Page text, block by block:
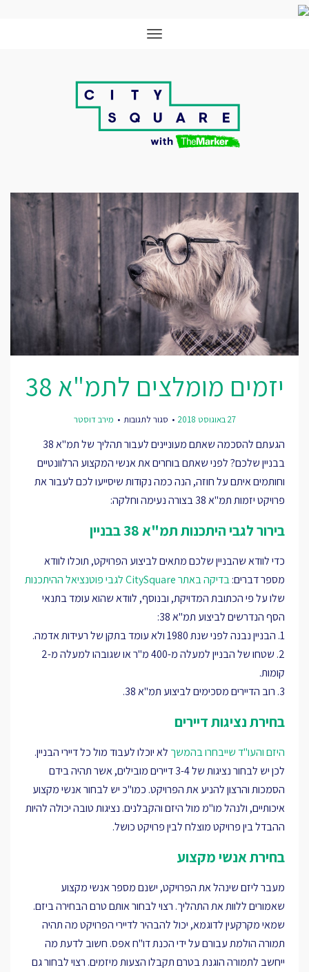
תפריט
יזמים מומלצים לתמ"א 38
27 באוגוסט 2018 סגור לתגובות על
מומלצים
לתמ"א
38
מירב דוסטר
הגעתם להסכמה שאתם מעוניינים לעבור תהליך של תמ"א 38
בבניין שלכם? לפני שאתם בוחרים את אנשי המקצוע הרלוונטיים
וחותמים איתם על חוזה, הנה כמה נקודות שיסייעו לכם לעבור את
פרויקט יזמות תמ"א 38 בצורה נעימה וחלקה:
בירור לגבי היתכנות תמ"א 38 בבניין
כדי לוודא שהבניין שלכם מתאים לביצוע הפרויקט, תוכלו לוודא
מספר דברים:בדיקה באתר CitySquare לגבי פוטנציאל ההיתכנות
שלו על פי הכתובת המדויקת, ובנוסף, לוודא שהוא עומד בתנאי
הסף הנדרשים לביצוע תמ"א 38:
1. הבניין נבנה לפני שנת 1980 ולא עומד בתקן של רעידות אדמה.
2. שטחו של הבניין למעלה מ-400 מ"ר או שגובהו למעלה מ-2
קומות.
3. רוב הדיירים מסכימים לביצוע תמ"א 38.
בחירת נציגות דיירים
היזם והעו"ד שייבחרו בהמשך לא יוכלו לעבוד מול כל דיירי הבניין.
לכן יש לבחור נציגות של 3-4 דיירים מובילים, אשר תהיה בידם
הסמכות והרצון להניע את הפרויקט. כמו"כ יש לבחור אנשי מקצוע
איכותיים, ולנהל מו"מ מול היזם והקבלנים. נציגות טובה יכולה להיות
ההבדל בין פרויקט מוצלח לבין פרויקט כושל.
בחירת אנשי מקצוע
מעבר ליזם שינהל את הפרויקט, ישנם מספר אנשי מקצוע
שאמורים ללוות את התהליך. רצוי לבחור אותם טרם הבחירה ביזם.
שמאי מקרקעין לדוגמא, יכול להבהיר לדיירי הפרויקט מה תהיה
תמורה הולמת עבורם על ידי הכנת דו"ח אפס. חשוב לדעת מה
ייחשב לתמורה הוגנת בטרם תקבלו הצעות מיזמים. רצוי לבחור גם